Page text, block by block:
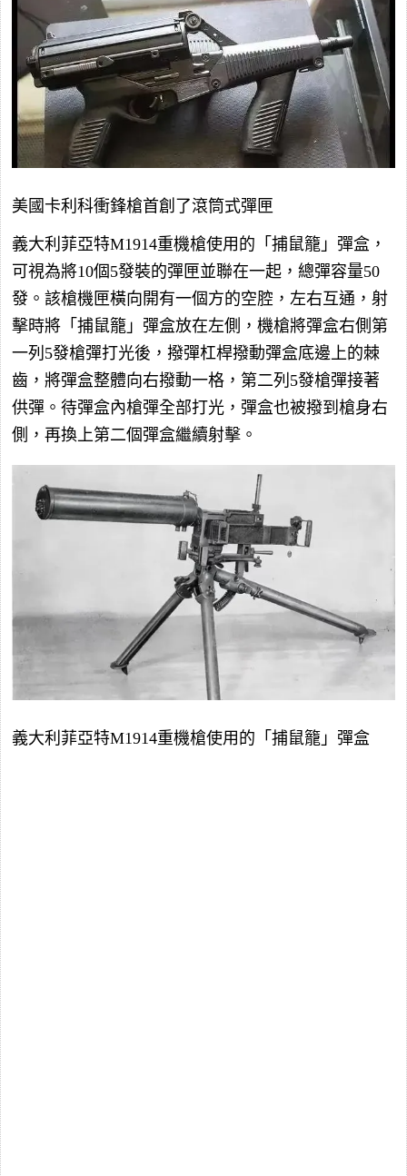
美國卡利科衝鋒槍首創了滾筒式彈匣
義大利菲亞特M1914重機槍使用的「捕鼠籠」彈盒，
可視為將10個5發裝的彈匣並聯在一起，總彈容量50
發。該槍機匣橫向開有一個方的空腔，左右互通，射
擊時將「捕鼠籠」彈盒放在左側，機槍將彈盒右側第
一列5發槍彈打光後，撥彈杠桿撥動彈盒底邊上的棘
齒，將彈盒整體向右撥動一格，第二列5發槍彈接著
供彈。待彈盒內槍彈全部打光，彈盒也被撥到槍身右
側，再換上第二個彈盒繼續射擊。
義大利菲亞特M1914重機槍使用的「捕鼠籠」彈盒